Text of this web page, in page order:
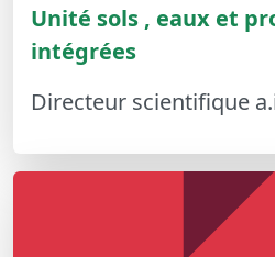
Unité sols , eaux et
intégrées
Directeur scientifique